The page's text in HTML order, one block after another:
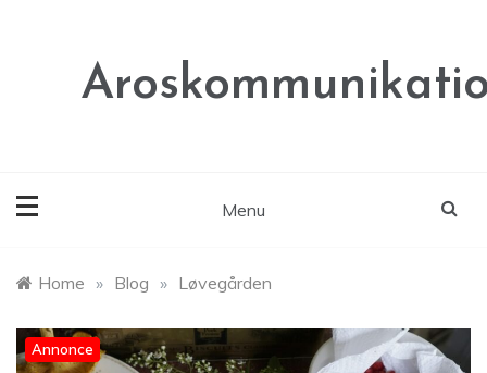
Menu
Home » Blog » Løvegården
Annonce